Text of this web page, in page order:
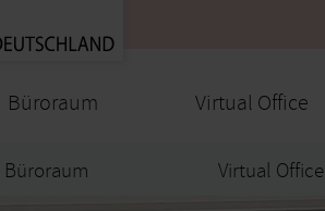
Büroraum Virtual Office
Büroraum Virtual Office